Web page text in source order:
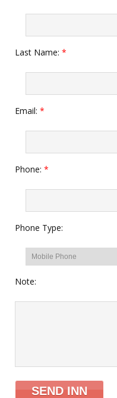
Last Name: *
Email: *
Phone: *
Phone Type:
Note: